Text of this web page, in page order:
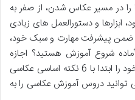
را در مسیر عکاس شدن، از صفر به
ابزارها و دستورالعمل های زیادی
ضمن پیشرفت مهارت و سبک خود،
شروع آموزش هستید؟ اجازه
دهید راهنمای شما باشیم و آموزش خود را ابتدا با 6 نکته اساسی عکاسی
توانید دروس آموزش عکاسی را به